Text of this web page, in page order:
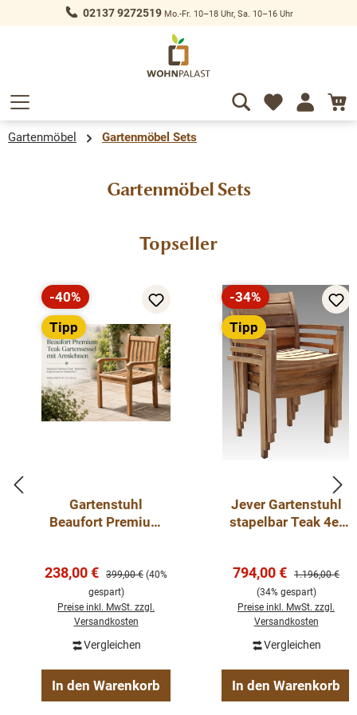
springen 02137 9272519Mo.-Fr. 10–18 Uhr, Sa. 10–16 Uhr
Gartenmöbel Gartenmöbel Sets
Gartenmöbel Sets
Produktgalerie überspringen
Topseller
Rabatt
-40%
Tipp
Gartenstuhl
Beaufort Premium
Verkaufspreis:
238,00 € Regulärer Preis:
399,00 € (40%
gespart)
Preise inkl. MwSt. zzgl.
Versandkosten
Vergleichen
In den Warenkorb
Rabatt
-34%
Tipp
Jever Gartenstuhl
stapelbar Teak 4er
Verkaufspreis:
794,00 € Regulärer
1.196,00 €
(34% gespart)
Preise inkl. MwSt. zzgl.
Versandkosten
Vergleichen
In den Warenkorb